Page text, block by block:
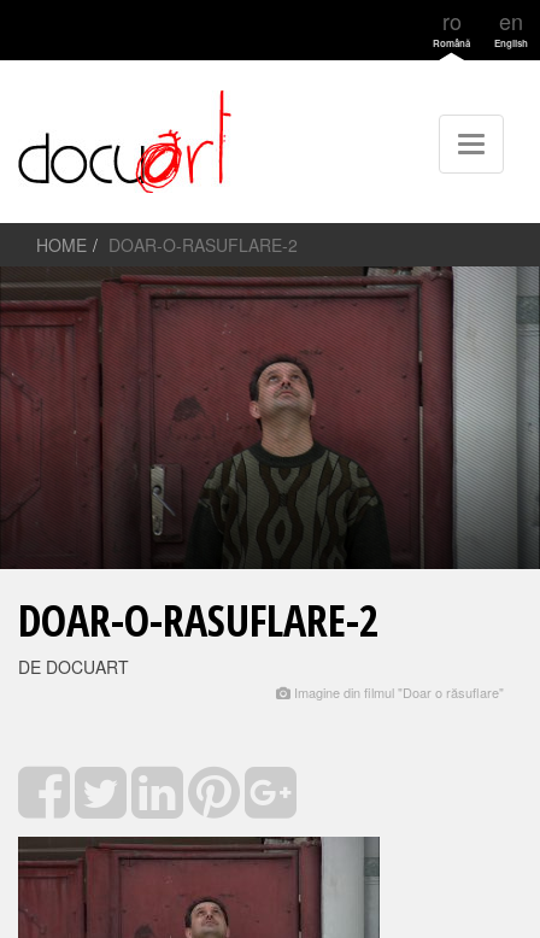
ro
Română
en
English
HOME DOAR-O-RASUFLARE-2
DOAR-O-RASUFLARE-2
DE DOCUART
Imagine din filmul "Doar o răsuflare"